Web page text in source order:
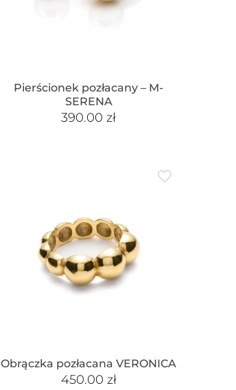
Pierścionek pozłacany – M-
SERENA
390.00zł
Obrączka pozłacana VERONICA
450.00 zł